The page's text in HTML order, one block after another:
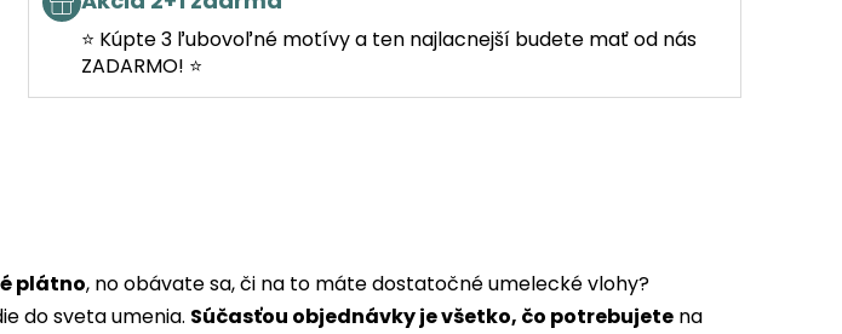
⭐ Kúpte 3 ľubovoľné motívy a ten najlacnejší budete mať od nás
ZADARMO! ⭐
plátno, no obávate sa, či na to máte dostatočné umelecké vlohy?
do sveta umenia. Súčasťou objednávky je všetko, čo potrebujete na